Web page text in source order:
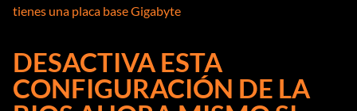
tienes una placa base Gigabyte
DESACTIVA ESTA
CONFIGURACIÓN DE LA